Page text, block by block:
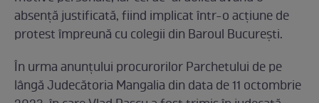
absență justificată, fiind implicat într-o acțiune de
protest împreună cu colegii din Baroul București.
În urma anunțului procurorilor Parchetului de pe
lângă Judecătoria Mangalia din data de 11 octombrie